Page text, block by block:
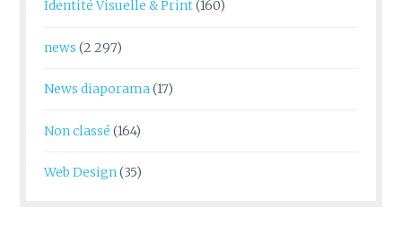
Identité Visuelle & Print(160)
news (2 297)
News diaporama(17)
Non classé (164)
Web Design(35)